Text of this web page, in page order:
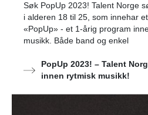
Søk PopUp 2023! Talent Norge
i alderen 18 til 25, som innehar
«PopUp» - et 1-årig program
musikk. Både band og enkel
PopUp 2023! – Talent
innen rytmisk musikk!